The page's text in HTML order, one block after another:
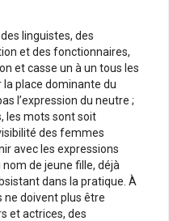
linguistes, des
et des fonctionnaires,
et casse un à un tous les
place dominante du
l’expression du neutre ;
les mots sont soit
des femmes
avec les expressions
de jeune fille, déjà
dans la pratique. À
ne doivent plus être
et actrices, des